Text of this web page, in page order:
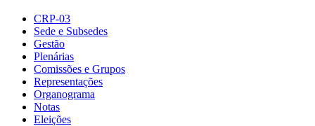
CRP-03
Sede e Subsedes
Gestão
Plenárias
Comissões e Grupos
Representações
Organograma
Notas
Eleições